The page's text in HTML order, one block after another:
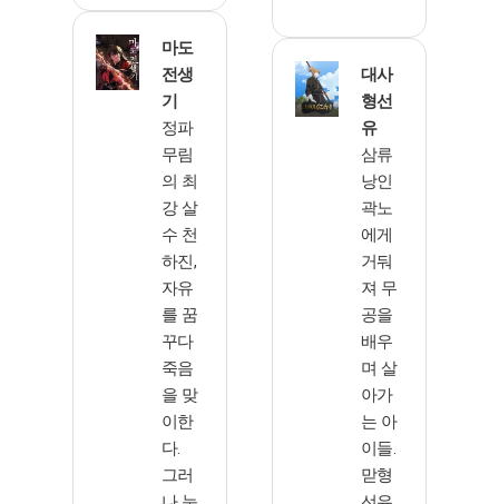
마도
전생
기
정파
무림
의 최
강 살
수 천
하진,
자유
를 꿈
꾸다
죽음
을 맞
이한
다.
그러
대사
형선
유
삼류
낭인
곽노
에게
거둬
져 무
공을
배우
며 살
아가
는 아
이들.
맏형